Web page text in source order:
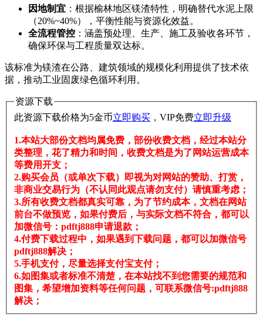
因地制宜 ​：根据榆林地区镁渣特性，明确替代水泥上限
（20%~40%），平衡性能与资源化效益。
全流程管控 ​：涵盖预处理、生产、施工及验收各环节，
确保环保与工程质量双达标。
该标准为镁渣在公路、建筑领域的规模化利用提供了技术依
据，推动工业固废绿色循环利用。
资源下载
此资源下载价格为5金币立即购买 ，VIP免费立即升级
1.本站大部份文档均属免费，部份收费文档，经过本站分
类整理，花了精力和时间，收费文档是为了网站运营成本
等费用开支；
2.购买会员（或单次下载）即视为对网站的赞助、打赏，
非商业交易行为（不认同此观点请勿支付）请慎重考虑；
3.所有收费文档都真实可靠，为了节约成本，文档在网站
前台不做预览，如果付费后，与实际文档不符合，都可以
加微信号：pdftj888申请退款；
4.付费下载过程中，如果遇到下载问题，都可以加微信号
pdftj888解决；
5.手机支付，尽量选择支付宝支付；
6.如图集或者标准不清楚，在本站找不到您需要的规范和
图集，希望增加资料等任何问题，可联系微信号:pdftj888
解决；